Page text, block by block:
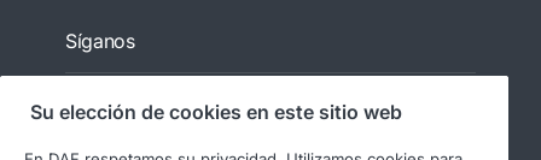
Síganos
Su elección de cookies en este sitio web